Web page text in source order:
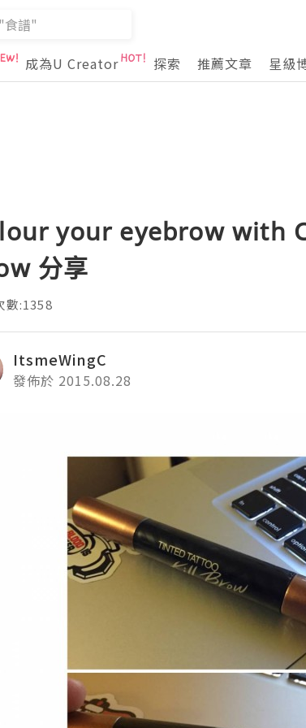
成為U Creator 探索 推薦文章 星級
your eyebrow with
分享
數:1358
ItsmeWingC
發佈於 2015.08.28